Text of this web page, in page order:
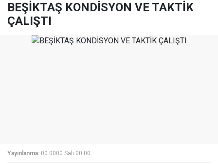
BEŞİKTAŞ KONDİSYON VE TAKTİK
ÇALIŞTI
Yayınlanma: 00 0000 Salı 00:00